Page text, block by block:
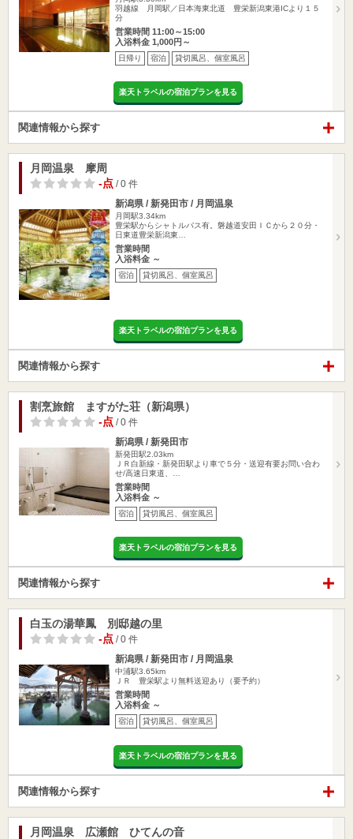
羽越線 月岡駅／日本海東北道 豊栄新潟東港ICより１５
分
営業時間 11:00～15:00
入浴料金 1,000円～
日帰り 宿泊 貸切風呂、個室風呂
楽天トラベルの宿泊プランを見る
関連情報から探す
月岡温泉 摩周
-点 / 0 件
新潟県 / 新発田市 / 月岡温泉
月岡駅3.34km
豊栄駅からシャトルバス有。磐越道安田ＩＣから２０分・
日東道豊栄新潟東…
営業時間
入浴料金 ～
宿泊 貸切風呂、個室風呂
楽天トラベルの宿泊プランを見る
関連情報から探す
割烹旅館 ますがた荘（新潟県）
-点 / 0 件
新潟県 / 新発田市
新発田駅2.03km
ＪＲ白新線・新発田駅より車で５分・送迎有要お問い合わ
せ/高速日東道、…
営業時間
入浴料金 ～
宿泊 貸切風呂、個室風呂
楽天トラベルの宿泊プランを見る
関連情報から探す
白玉の湯華鳳 別邸越の里
-点 / 0 件
新潟県 / 新発田市 / 月岡温泉
中浦駅3.65km
ＪＲ 豊栄駅より無料送迎あり（要予約）
営業時間
入浴料金 ～
宿泊 貸切風呂、個室風呂
楽天トラベルの宿泊プランを見る
関連情報から探す
月岡温泉 広瀬館 ひてんの音